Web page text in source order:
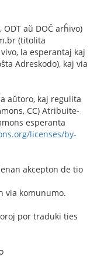
ODT aŭ DOĈ arĥivo)
(titolita
la esperantaj kaj
Adreskodo), kaj via
aŭtoro, kaj regulita
CC) Atribuite-
esperanta
licenses/by-
akcepton de tio
via komunumo.
por traduki ties